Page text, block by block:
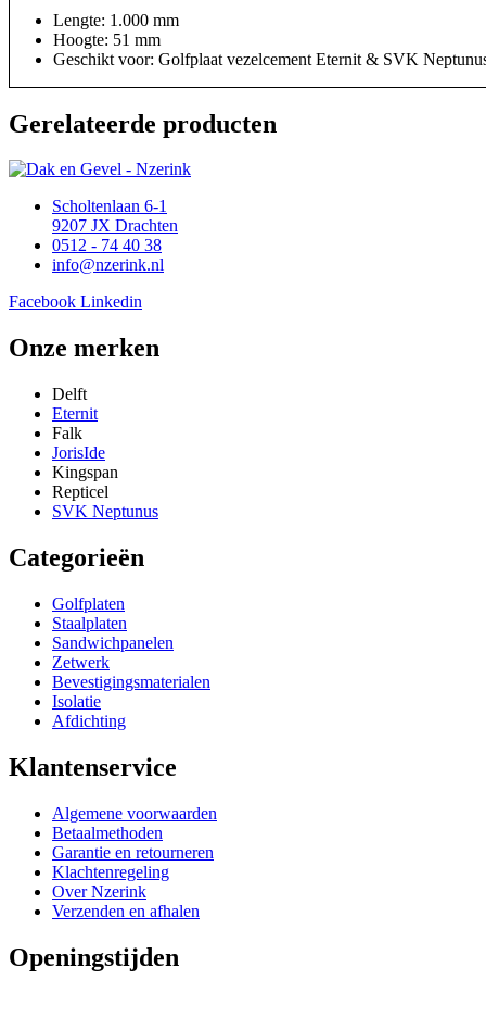
Lengte: 1.000 mm
Hoogte: 51 mm
Geschikt voor: Golfplaat vezelcement Eternit & SVK
Gerelateerde producten
Scholtenlaan 6-1
9207 JX Drachten
0512 - 74 40 38
info@nzerink.nl
Facebook Linkedin
Onze merken
Delft
Eternit
Falk
JorisIde
Kingspan
Repticel
SVK Neptunus
Categorieën
Golfplaten
Staalplaten
Sandwichpanelen
Zetwerk
Bevestigingsmaterialen
Isolatie
Afdichting
Klantenservice
Algemene voorwaarden
Betaalmethoden
Garantie en retourneren
Klachtenregeling
Over Nzerink
Verzenden en afhalen
Openingstijden